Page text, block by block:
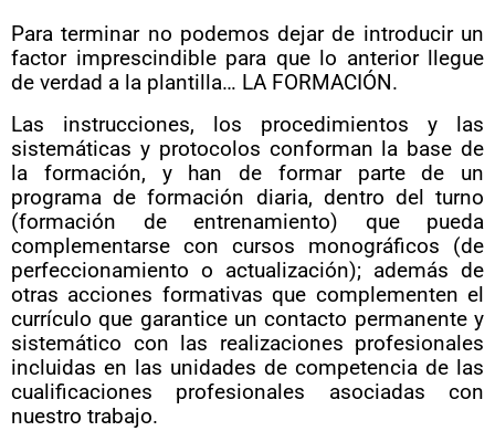
Para terminar no podemos dejar de introducir un
factor imprescindible para que lo anterior llegue
de verdad a la plantilla… LA FORMACIÓN.
Las instrucciones, los procedimientos y las
sistemáticas y protocolos conforman la base de
la formación, y han de formar parte de un
programa de formación diaria, dentro del turno
(formación de entrenamiento) que pueda
complementarse con cursos monográficos (de
perfeccionamiento o actualización); además de
otras acciones formativas que complementen el
currículo que garantice un contacto permanente y
sistemático con las realizaciones profesionales
incluidas en las unidades de competencia de las
cualificaciones profesionales asociadas con
nuestro trabajo.